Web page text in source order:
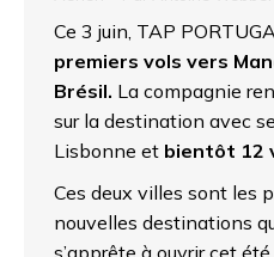
Ce 3 juin, TAP
premiers vols vers
Brésil. La compagnie
sur la destination avec
Lisbonne et bientôt 12
Ces deux villes sont les
nouvelles destinations
s’apprête à ouvrir cet été.